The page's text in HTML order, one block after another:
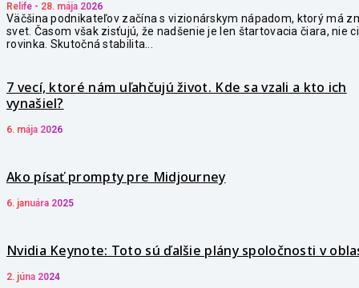
Relife - 28. mája 2026
Väčšina podnikateľov začína s vizionárskym nápadom, ktorý má
svet. Časom však zisťujú, že nadšenie je len štartovacia čiara, nie
rovinka. Skutočná stabilita...
7 vecí, ktoré nám uľahčujú život. Kde sa vzali a kto ich
vynašiel?
6. mája 2026
Ako písať prompty pre Midjourney
6. januára 2025
Nvidia Keynote: Toto sú ďalšie plány spoločnosti v
2. júna 2024